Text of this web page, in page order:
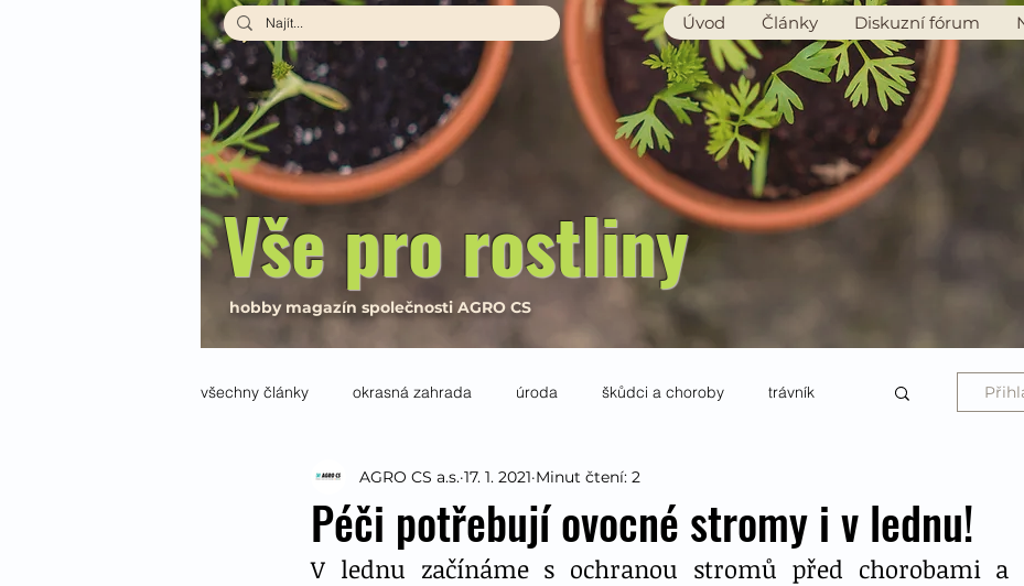
Vše pro rostliny
hobby magazín společnosti AGRO CS
Úvod Články Diskuzní fórum
všechny články okrasná zahrada úroda škůdci a choroby trávník
Návody a recepty
Péči potřebují ovocné stromy i v lednu!
AGRO CS a.s. 17. 1. 2021 Minut čtení: 2
V lednu začínáme s ochranou stromů před chorobami a